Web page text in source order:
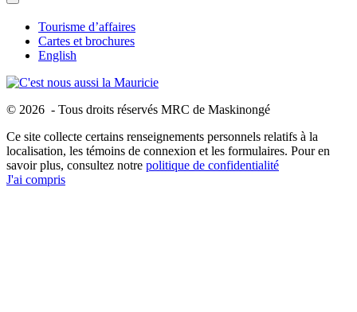
Tourisme d’affaires
Cartes et brochures
English
© 2026 - Tous droits réservés MRC de Maskinongé
Ce site collecte certains renseignements personnels relatifs à la
localisation, les témoins de connexion et les formulaires. Pour en
savoir plus, consultez notre politique de confidentialité
J'ai compris